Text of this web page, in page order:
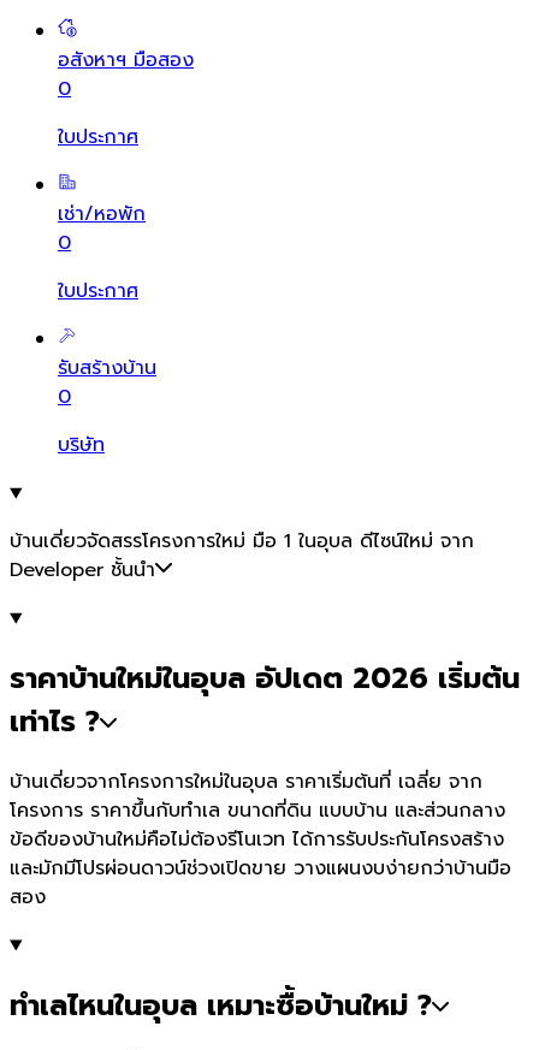
อสังหาฯ มือสอง
0
ใบประกาศ
เช่า/หอพัก
0
ใบประกาศ
รับสร้างบ้าน
0
บริษัท
บ้านเดี่ยวจัดสรรโครงการใหม่ มือ 1 ในอุบล ดีไซน์ใหม่ จาก
Developer ชั้นนำ
ราคาบ้านใหม่ในอุบล อัปเดต 2026 เริ่มต้น
เท่าไร ?
บ้านเดี่ยวจากโครงการใหม่ในอุบล ราคาเริ่มต้นที่ เฉลี่ย จาก
โครงการ ราคาขึ้นกับทำเล ขนาดที่ดิน แบบบ้าน และส่วนกลาง
ข้อดีของบ้านใหม่คือไม่ต้องรีโนเวท ได้การรับประกันโครงสร้าง
และมักมีโปรผ่อนดาวน์ช่วงเปิดขาย วางแผนงบง่ายกว่าบ้านมือ
สอง
ทำเลไหนในอุบล เหมาะซื้อบ้านใหม่ ?